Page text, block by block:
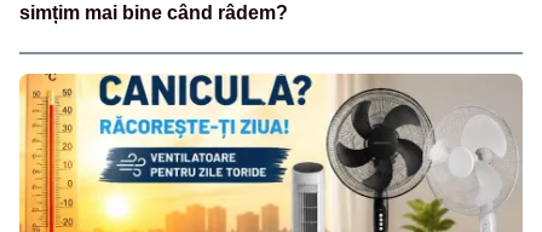
simțim mai bine când râdem?